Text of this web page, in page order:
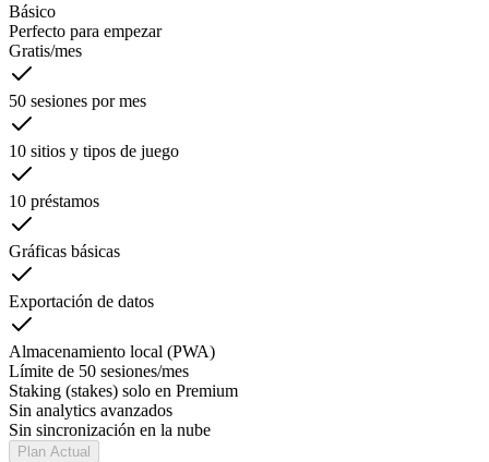
Básico
Perfecto para empezar
Gratis/mes
50 sesiones por mes
10 sitios y tipos de juego
10 préstamos
Gráficas básicas
Exportación de datos
Almacenamiento local (PWA)
Límite de 50 sesiones/mes
Staking (stakes) solo en Premium
Sin analytics avanzados
Sin sincronización en la nube
Plan Actual